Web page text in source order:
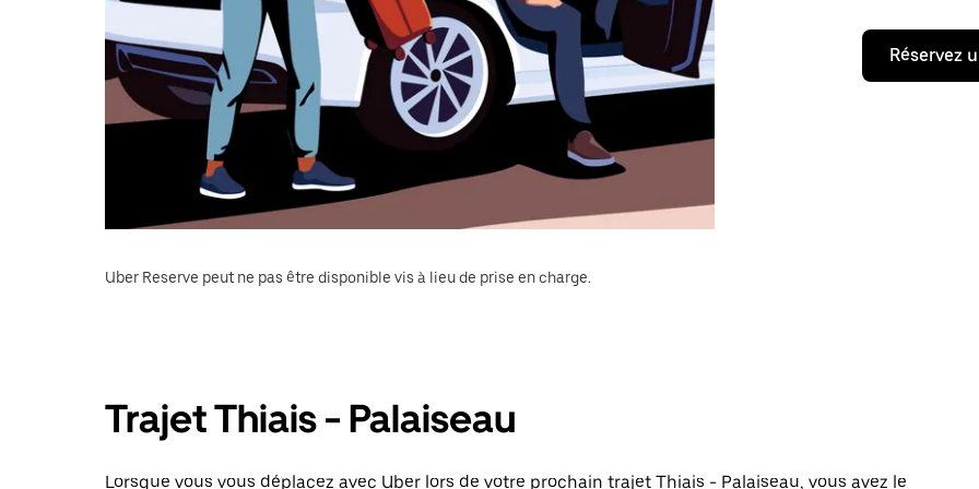
Réservez
Uber Reserve peut ne pas être disponible vis à lieu de prise en charge.
Trajet Thiais - Palaiseau
Lorsque vous vous déplacez avec Uber lors de votre prochain trajet Thiais - Palaiseau, vous avez le